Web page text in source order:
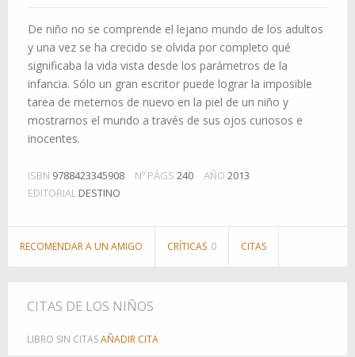
De niño no se comprende el lejano mundo de los adultos
y una vez se ha crecido se olvida por completo qué
significaba la vida vista desde los parámetros de la
infancia. Sólo un gran escritor puede lograr la imposible
tarea de meternos de nuevo en la piel de un niño y
mostrarnos el mundo a través de sus ojos curiosos e
inocentes.
ISBN 9788423345908 Nº PÁGS 240 AÑO 2013
EDITORIAL DESTINO
RECOMENDAR A UN AMIGO CRÍTICAS 0 CITAS
CITAS DE LOS NIÑOS
LIBRO SIN CITASAÑADIR CITA